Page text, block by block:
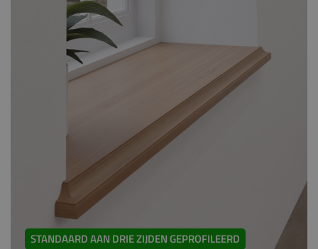
STANDAARD AAN DRIE ZIJDEN GEPROFILEERD